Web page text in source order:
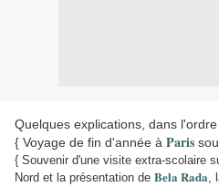
Quelques explications, dans
{ Voyage de fin d'année à Paris
{ Souvenir d'une visite extra-scolaire
Nord et la présentation de Bela Rada,